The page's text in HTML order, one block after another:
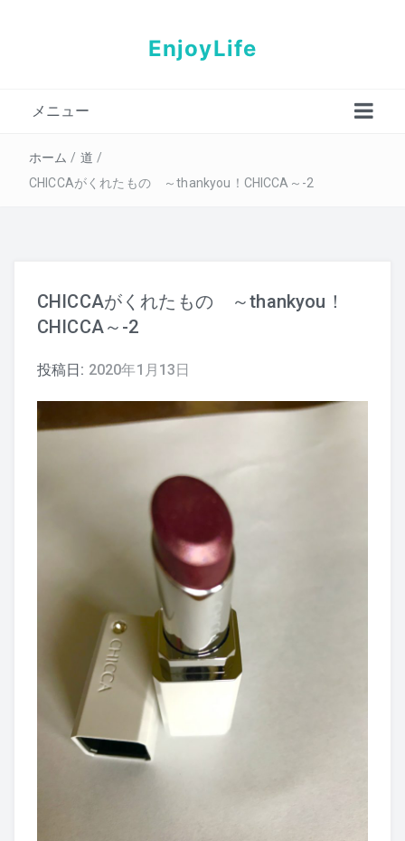
EnjoyLife
メニュー
プロフィール
ホーム / 道 /
CHICCAがくれたもの ～thankyou！CHICCA～-2
CHICCAがくれたもの ～thankyou！
CHICCA～-2
投稿日: 2020年1月13日